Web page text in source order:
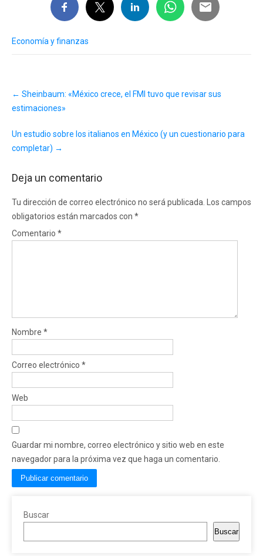
Economía y finanzas
navigation
← Sheinbaum: «México crece, el FMI tuvo que revisar sus
estimaciones»
Un estudio sobre los italianos en México (y un cuestionario para
completar) →
Deja un comentario
Tu dirección de correo electrónico no será publicada.
Los campos
obligatorios están marcados con *
Comentario *
Nombre *
Correo electrónico *
Web
Guardar mi nombre, correo electrónico y sitio web en este
navegador para la próxima vez que haga un comentario.
Buscar
Buscar